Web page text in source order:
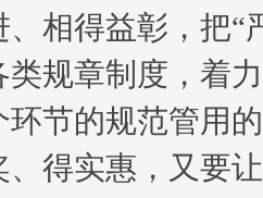
相得益彰，把“
类规章制度，着
环节的规范管用
、得实惠，又要